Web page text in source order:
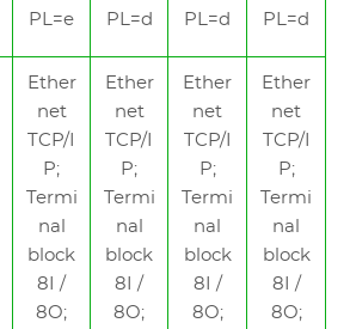
PL=e PL=d PL=d PL=d
Ether
net
TCP/I
P;
Termi
nal
block
8I /
8O;
Ether
net
TCP/I
P;
Termi
nal
block
8I /
8O;
Ether
net
TCP/I
P;
Termi
nal
block
8I /
8O;
Ether
net
TCP/I
P;
Termi
nal
block
8I /
8O;